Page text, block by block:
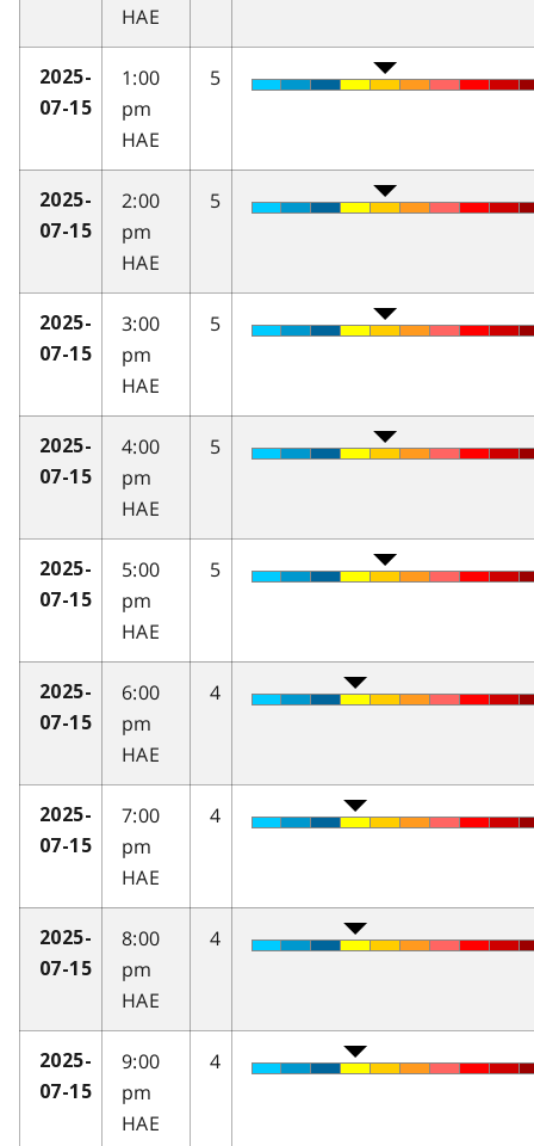
HAE
2025-
07-15
1:00
pm
HAE
5
2025-
07-15
2:00
pm
HAE
5
2025-
07-15
3:00
pm
HAE
5
2025-
07-15
4:00
pm
HAE
5
2025-
07-15
5:00
pm
HAE
5
2025-
07-15
6:00
pm
HAE
4
2025-
07-15
7:00
pm
HAE
4
2025-
07-15
8:00
pm
HAE
4
2025-
07-15
9:00
pm
HAE
4